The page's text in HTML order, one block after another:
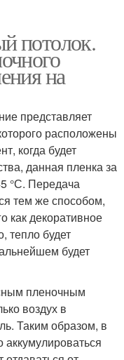
потолок.
на
представляет
расположены
когда будет
данная пленка за
°С. Передача
тем же способом,
как декоративное
тепло будет
будет
пленочным
воздух в
Таким образом, в